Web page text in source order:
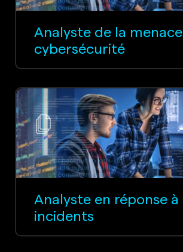
Analyste de la menace
cybersécurité
Analyste en réponse à
incidents